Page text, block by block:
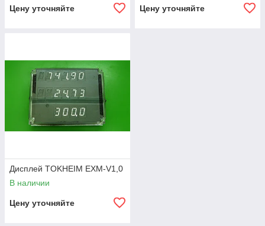
Цену уточняйте Цену уточняйте
Дисплей TOKHEIM EXM-V1,0
В наличии
Цену уточняйте